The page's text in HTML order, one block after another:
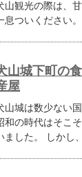
山観光の際は、
息ついください
山城下町の
屋
山城は数少ない
和の時代はそこ
ました。 しかし